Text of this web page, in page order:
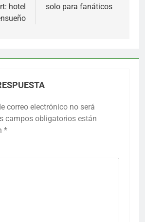
hotel
solo para fanáticos
correo electrónico no será
campos obligatorios están
*